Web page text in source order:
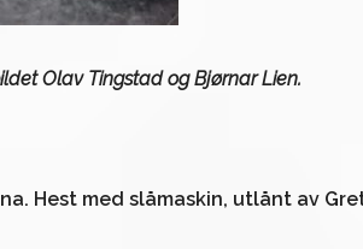
Olav Tingstad og Bjørnar Lien.
Hest med slåmaskin, utlånt av